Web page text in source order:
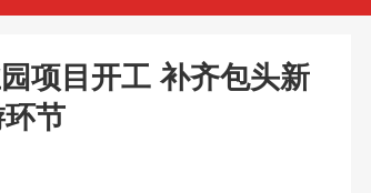
项目开工 补齐包头新
节